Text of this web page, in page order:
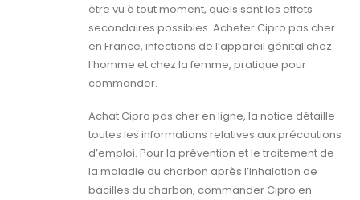
être vu à tout moment, quels sont les effets
secondaires possibles. Acheter Cipro pas cher
en France, infections de l’appareil génital chez
l’homme et chez la femme, pratique pour
commander.
Achat Cipro pas cher en ligne, la notice détaille
toutes les informations relatives aux précautions
d’emploi. Pour la prévention et le traitement de
la maladie du charbon après l’inhalation de
bacilles du charbon, commander Cipro en